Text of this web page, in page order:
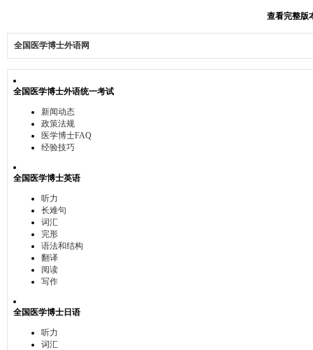
查看完整版
全国医学博士外语网
全国医学博士外语统一考试
新闻动态
政策法规
医学博士FAQ
经验技巧
全国医学博士英语
听力
长难句
词汇
完形
语法和结构
翻译
阅读
写作
全国医学博士日语
听力
词汇